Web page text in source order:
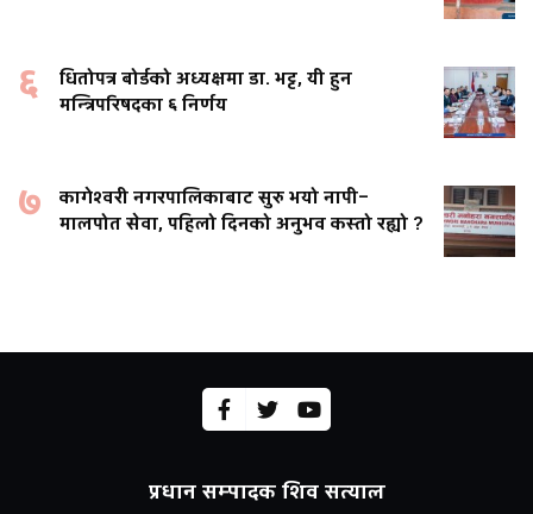
६
धितोपत्र बोर्डको अध्यक्षमा डा. भट्ट, यी हुन
मन्त्रिपरिषदका ६ निर्णय
७
कागेश्वरी नगरपालिकाबाट सुरु भयो नापी–
मालपोत सेवा, पहिलो दिनको अनुभव कस्तो रह्यो ?
प्रधान सम्पादक शिव सत्याल